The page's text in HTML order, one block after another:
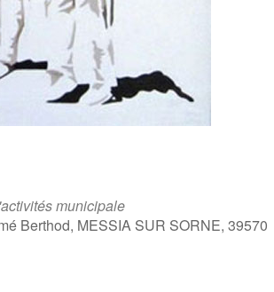
municipale
Berthod, MESSIA SUR SORNE, 39570